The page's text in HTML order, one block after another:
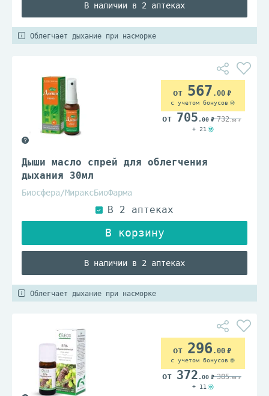
В наличии в 2 аптеках
Облегчает дыхание при насморке
Дыши масло спрей для облегчения
дыхания 30мл
Биосфера/МираксБиоФарма
В наличии в 2 аптеках
567 .00
с учетом бонусов
705 .00 732.00
+ 21
Облегчает дыхание при насморке
296.00
с учетом бонусов
372 .00 385.00
+ 11